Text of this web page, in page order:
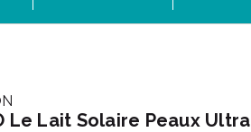
Le Lait Solaire Peaux Ultra